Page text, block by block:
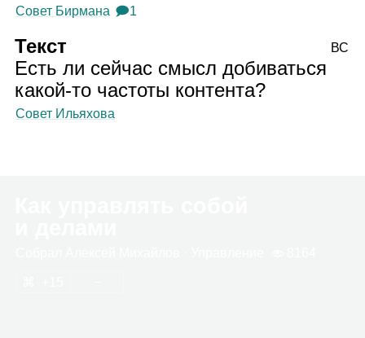
Совет Бирмана 🗩1
Текст
Есть ли сейчас смысл добиваться
какой‑то частоты контента?
Совет Ильяхова
ВС